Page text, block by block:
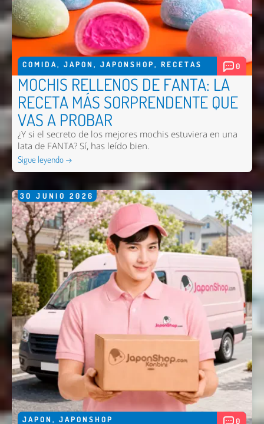
COMIDA, JAPON , JAPONSHOP, RECETAS 0
MOCHIS RELLENOS DE FANTA: LA
RECETA MÁS SORPRENDENTE QUE
VAS A PROBAR
¿Y si el secreto de los mejores mochis estuviera en una
lata de FANTA? Sí, has leído bien.
Sigue leyendo →
30 JUNIO 2026
JAPON , JAPONSHOP 0